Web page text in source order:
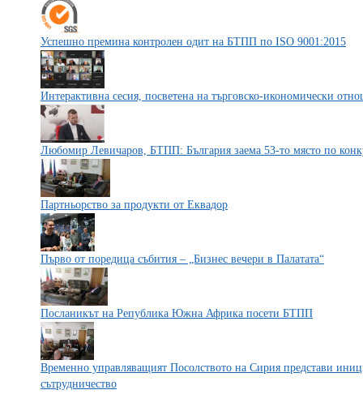
Успешно премина контролен одит на БТПП по ISO 9001:2015
Интерактивна сесия, посветена на търговско-икономически
Любомир Левичаров, БТПП: България заема 53-то място по
Партньорство за продукти от Еквадор
Първо от поредица събития – „Бизнес вечери в Палатата“
Посланикът на Република Южна Африка посети БТПП
Временно управляващият Посолството на Сирия представи
сътрудничество